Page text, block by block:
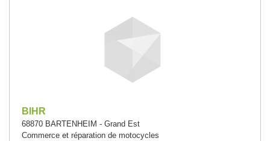
BIHR
68870 BARTENHEIM - Grand Est
Commerce et réparation de motocycles